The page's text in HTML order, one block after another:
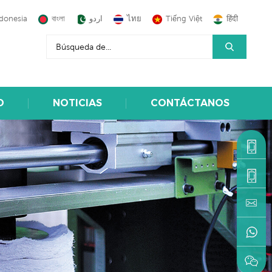
বাংলা اردو ไทย Tiếng Việt हिंदी
NOTICIAS CONTÁCTANOS
+86-
+86-
595-
22216883
+86